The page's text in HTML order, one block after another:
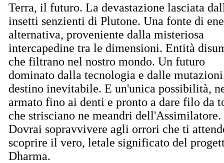
Terra, il futuro. La devastazione lasciata
insetti senzienti di Plutone. Una fonte di
alternativa, proveniente dalla misteriosa
intercapedine tra le dimensioni. Entità
che filtrano nel nostro mondo. Un futuro
dominato dalla tecnologia e dalle
destino inevitabile. E un'unica possibilità,
armato fino ai denti e pronto a dare filo da
che strisciano ne meandri
Dovrai sopravvivere agli orrori che ti
scoprire il vero, letale significato del
Dharma.